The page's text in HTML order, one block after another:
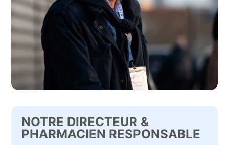
NOTRE DIRECTEUR &
PHARMACIEN RESPONSABLE